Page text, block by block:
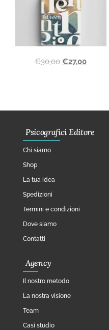
€30,00 €27,00
Psicografici Editore
Chi siamo
Shop
La tua idea
Spedizioni
Termini e condizioni
Dove siamo
Contatti
Agency
Il nostro metodo
La nostra visione
Team
Casi studio